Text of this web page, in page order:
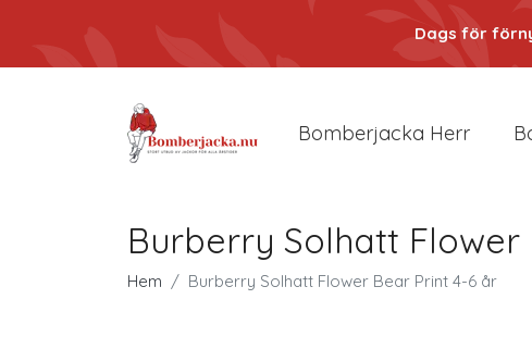
Dags för
Bomberjacka Herr
Burberry Solhatt
Hem Burberry Solhatt Flower Bear Print 4-6 år